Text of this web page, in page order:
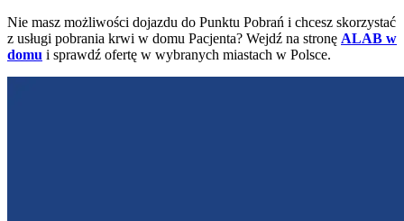
Nie masz możliwości dojazdu do Punktu Pobrań i chcesz skorzystać
z usługi pobrania krwi w domu Pacjenta? Wejdź na stronę ALAB w
domu i sprawdź ofertę w wybranych miastach w Polsce.